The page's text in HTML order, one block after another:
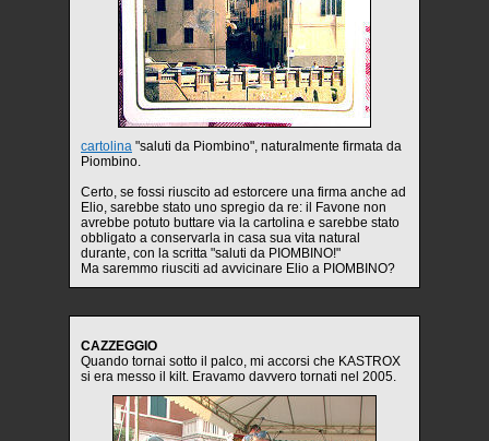
cartolina "saluti da Piombino", naturalmente firmata da
Piombino.
Certo, se fossi riuscito ad estorcere una firma anche ad
Elio, sarebbe stato uno spregio da re: il Favone non
avrebbe potuto buttare via la cartolina e sarebbe stato
obbligato a conservarla in casa sua vita natural
durante, con la scritta "saluti da PIOMBINO!"
Ma saremmo riusciti ad avvicinare Elio a PIOMBINO?
CAZZEGGIO
Quando tornai sotto il palco, mi accorsi che KASTROX
si era messo il kilt. Eravamo davvero tornati nel 2005.